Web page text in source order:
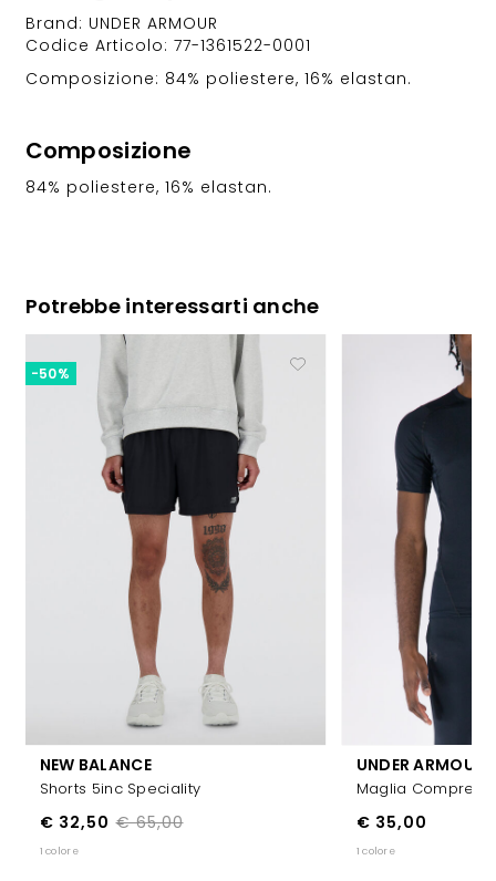
Brand: UNDER ARMOUR
Codice Articolo: 77-1361522-0001
Composizione: 84% poliestere, 16% elastan.
Composizione
84% poliestere, 16% elastan.
Potrebbe interessarti anche
NEW BALANCE
Shorts 5inc Speciality
€ 65,00
€ 32,50
-50%
1 colore
UNDER ARMOUR
Maglia
€ 35,00
1 colore